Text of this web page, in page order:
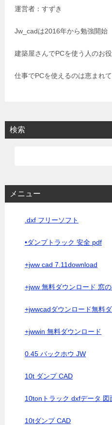
運営者：すずき
Jw_cadは2016年から勉強開始
建築屋さんでPCを使う人のお
仕事でPCを使えるのは恵まれ
検索
メニュー
.dxf フリーソフト
•ダンプトラック 安全 pdf
+jww cad 7.11download
+jww 無料ダウンロード 窓
+jwwcadダウンロード無料
+jwwin 無料ダウンロード
0.45 バックホウ JW
10t ダンプ CAD
10tonトラック dxfデータ 図
10tダンプ CAD